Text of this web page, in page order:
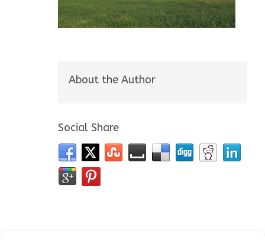
About the Author
Social Share